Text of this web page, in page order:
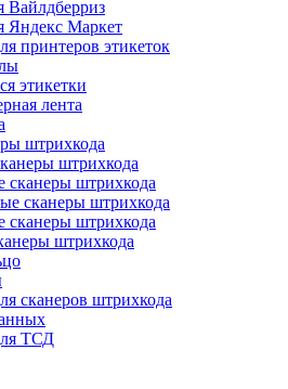
Вайлдберриз
Яндекс Маркет
принтеров этикеток
этикетки
лента
штрихкода
штрихкода
сканеры штрихкода
сканеры штрихкода
сканеры штрихкода
штрихкода
сканеров штрихкода
ТСД